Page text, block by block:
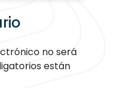
no será
están